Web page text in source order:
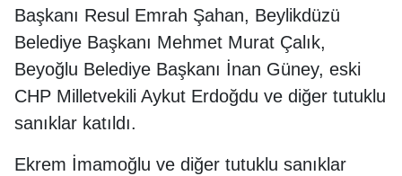
Başkanı Resul Emrah Şahan, Beylikdüzü
Belediye Başkanı Mehmet Murat Çalık,
Beyoğlu Belediye Başkanı İnan Güney, eski
CHP Milletvekili Aykut Erdoğdu ve diğer tutuklu
sanıklar katıldı.
Ekrem İmamoğlu ve diğer tutuklu sanıklar